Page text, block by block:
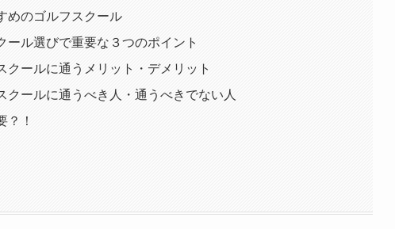
めのゴルフスクール
ール選びで重要な３つのポイント
クールに通うメリット・デメリット
クールに通うべき人・通うべきでない人
？！